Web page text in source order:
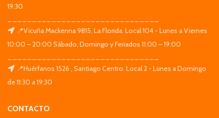
19:30
📍Vicuña Mackenna 9815, La Florida. Local 104 - Lunes a Viernes
10:00 – 20:00 Sábado, Domingo y Feriados 11:00 – 19:00
📍Huérfanos 1526 , Santiago Centro. Local 2 - Lunes a Domingo
de 11:30 a 19:30
CONTACTO